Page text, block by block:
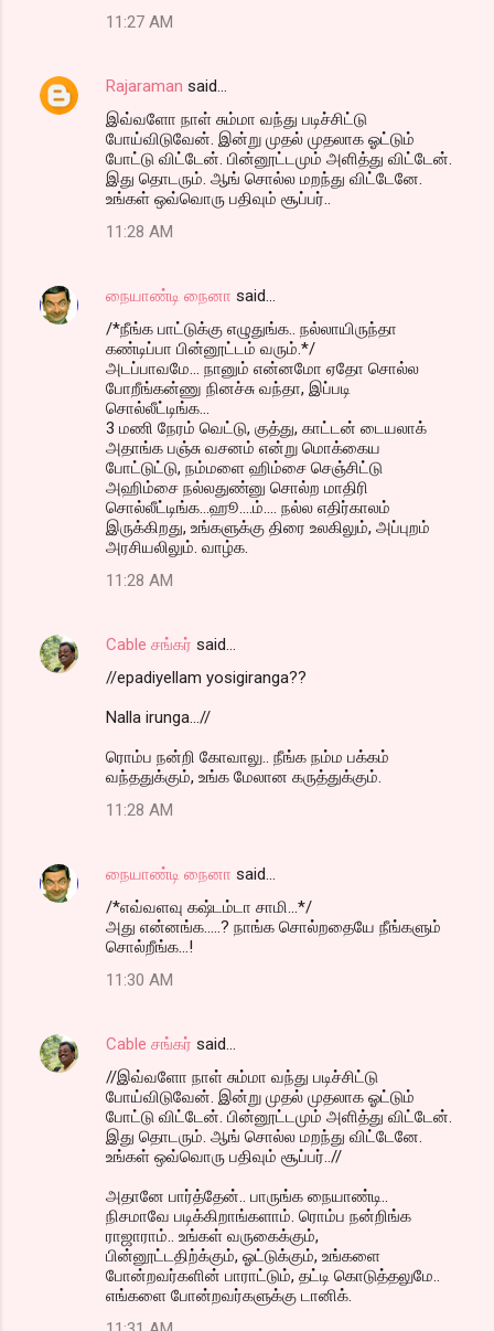
11:27 AM
Rajaraman said…
இவ்வளோ நாள் சும்மா வந்து படிச்சிட்டு
போய்விடுவேன். இன்று முதல் முதலாக ஓட்டும்
போட்டு விட்டேன். பின்னூட்டமும் அளித்து விட்டேன்.
இது தொடரும். ஆங் சொல்ல மறந்து விட்டேனே.
உங்கள் ஒவ்வொரு பதிவும் சூப்பர்..
11:28 AM
நையாண்டி நைனா said…
/*நீங்க பாட்டுக்கு எழுதுங்க.. நல்லாயிருந்தா
கண்டிப்பா பின்னூட்டம் வரும்.*/
அடப்பாவமே... நானும் என்னமோ ஏதோ சொல்ல
போறீங்கன்ணு நினச்சு வந்தா, இப்படி
சொல்லீட்டிங்க...
3 மணி நேரம் வெட்டு, குத்து, காட்டன் டையலாக்
அதாங்க பஞ்சு வசனம் என்று மொக்கைய
போட்டுட்டு, நம்மளை ஹிம்சை செஞ்சிட்டு
அஹிம்சை நல்லதுண்னு சொல்ற மாதிரி
சொல்லீட்டிங்க...ஹூ....ம்.... நல்ல எதிர்காலம்
இருக்கிறது, உங்களுக்கு திரை உலகிலும், அப்புறம்
அரசியலிலும். வாழ்க.
11:28 AM
Cable சங்கர் said…
//epadiyellam yosigiranga??
Nalla irunga...//
ரொம்ப நன்றி கோவாலு.. நீங்க நம்ம பக்கம்
வந்ததுக்கும், உங்க மேலான கருத்துக்கும்.
11:28 AM
நையாண்டி நைனா said…
/*எவ்வளவு கஷ்டம்டா சாமி...*/
அது என்னங்க.....? நாங்க சொல்றதையே நீங்களும்
சொல்றீங்க...!
11:30 AM
Cable சங்கர் said…
//இவ்வளோ நாள் சும்மா வந்து படிச்சிட்டு
போய்விடுவேன். இன்று முதல் முதலாக ஓட்டும்
போட்டு விட்டேன். பின்னூட்டமும் அளித்து விட்டேன்.
இது தொடரும். ஆங் சொல்ல மறந்து விட்டேனே.
உங்கள் ஒவ்வொரு பதிவும் சூப்பர்..//
அதானே பார்த்தேன்.. பாருங்க நையாண்டி..
நிசமாவே படிக்கிறாங்களாம். ரொம்ப நன்றிங்க
ராஜாராம்.. உங்கள் வருகைக்கும்,
பின்னூட்டதிற்க்கும், ஓட்டுக்கும், உங்களை
போன்றவர்களின் பாராட்டும், தட்டி கொடுத்தலுமே..
எங்களை போன்றவர்களுக்கு டானிக்.